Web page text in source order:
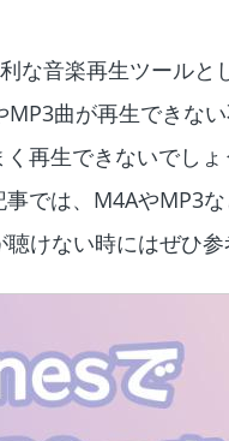
な音楽再生ツール
曲が再生できな
再生できないでし
では、M4AやMP3
けない時にはぜひ参